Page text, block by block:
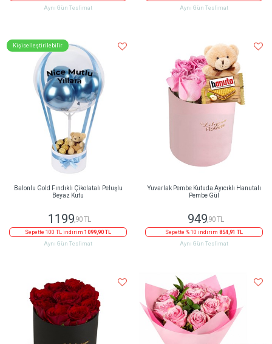
Aynı Gün Teslimat
Aynı Gün Teslimat
Kişiselleştirilebilir
Balonlu Gold Fındıklı Çikolatalı Peluşlu
Beyaz Kutu
1199,90 TL
Sepette 100 TL indirim 1099,90 TL
Aynı Gün Teslimat
Yuvarlak Pembe Kutuda Ayıcıklı Hanutalı
Pembe Gül
949,90 TL
Sepette % 10 indirim 854,91 TL
Aynı Gün Teslimat